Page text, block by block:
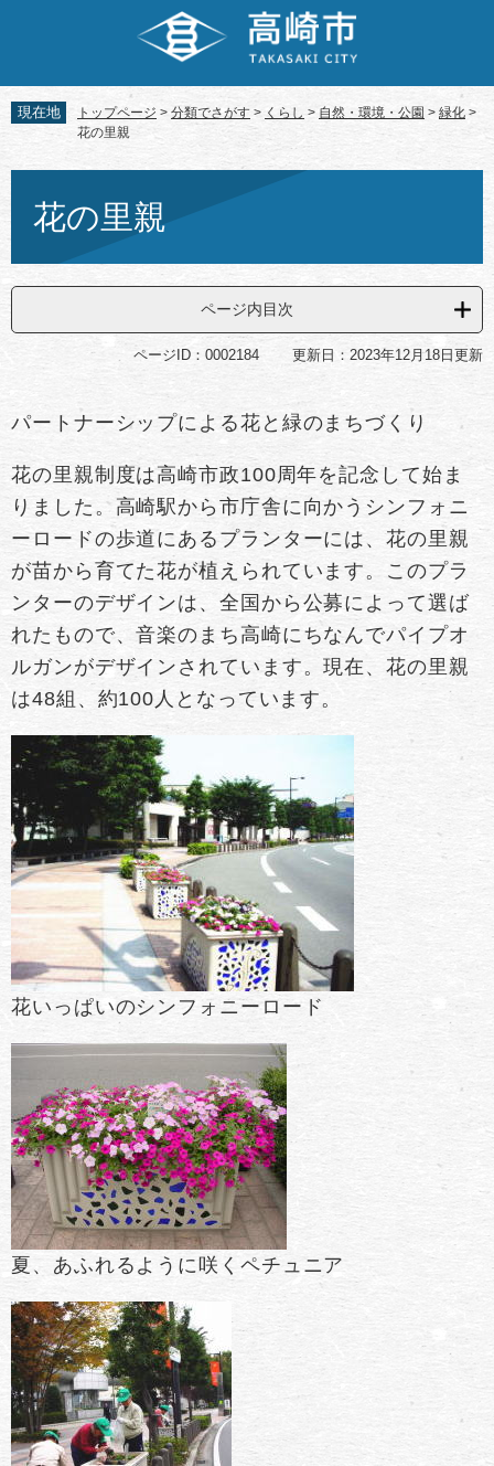
先
頭
す。
を
飛
し
へ
現在地 トップページ > 分類でさがす > くらし > 自然・環境・公園 > 緑化 >
花の里親
花の里親
ページ内目次
ページID：0002184 更新日：2023年12月18日更新
パートナーシップによる花と緑のまちづくり
花の里親制度は高崎市政100周年を記念して始ま
りました。高崎駅から市庁舎に向かうシンフォニ
ーロードの歩道にあるプランターには、花の里親
が苗から育てた花が植えられています。このプラ
ンターのデザインは、全国から公募によって選ば
れたもので、音楽のまち高崎にちなんでパイプオ
ルガンがデザインされています。現在、花の里親
は48組、約100人となっています。
花いっぱいのシンフォニーロード
夏、あふれるように咲くペチュニア